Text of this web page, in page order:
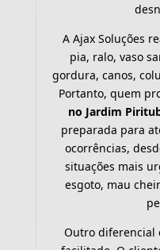
A Ajax Soluções
pia, ralo, vaso
gordura, canos,
Portanto, quem
no Jardim
preparada para
ocorrências,
situações mais
esgoto, mau
Outro diferencial